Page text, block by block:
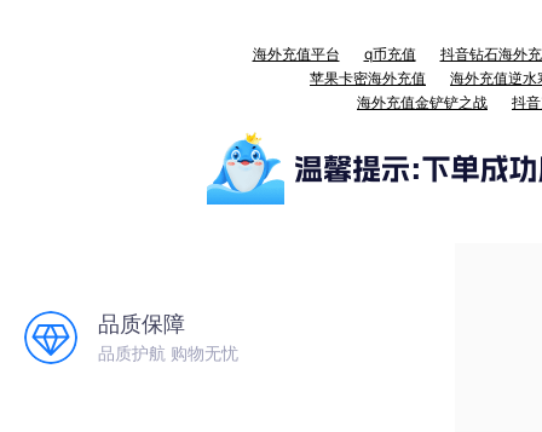
海外充值平台 q币充值
抖音钻石海外
苹果卡密海外充值
海外充值逆水
海外充值金铲铲之战
抖
品质保障
品质护航 购物无忧